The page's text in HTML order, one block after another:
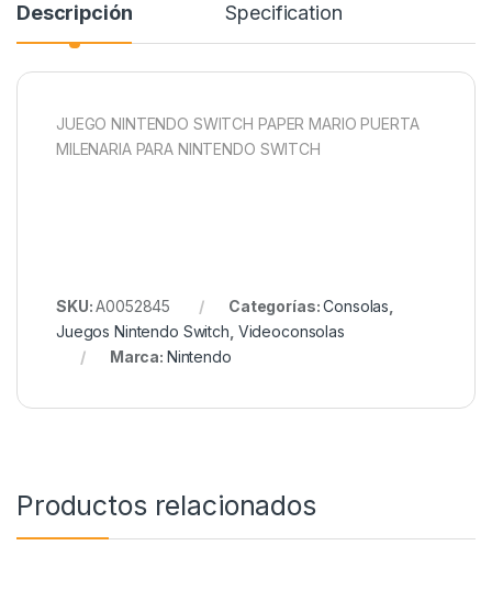
Descripción Specification
JUEGO NINTENDO SWITCH PAPER MARIO PUERTA
MILENARIA PARA NINTENDO SWITCH
SKU:A0052845 Categorías:Consolas
Juegos Nintendo Switch Videoconsolas
Marca: Nintendo
Productos relacionados